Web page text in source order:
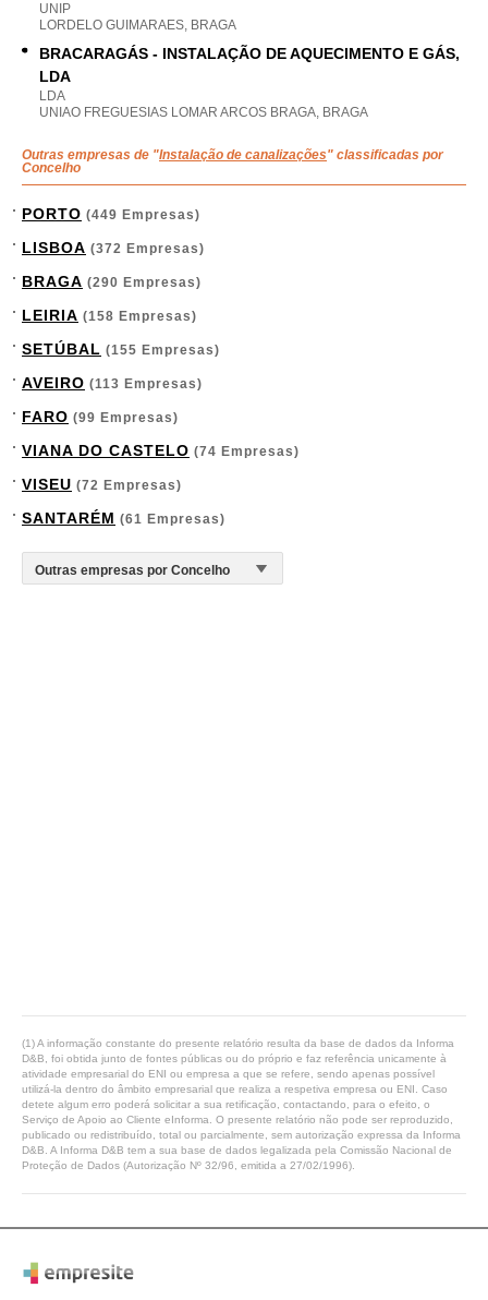
UNIP
LORDELO GUIMARAES, BRAGA
BRACARAGÁS - INSTALAÇÃO DE AQUECIMENTO E GÁS,
LDA
LDA
UNIAO FREGUESIAS LOMAR ARCOS BRAGA, BRAGA
Outras empresas de "Instalação de canalizações" classificadas por
Concelho
PORTO (449 Empresas)
LISBOA (372 Empresas)
BRAGA (290 Empresas)
LEIRIA (158 Empresas)
SETÚBAL (155 Empresas)
AVEIRO (113 Empresas)
FARO (99 Empresas)
VIANA DO CASTELO (74 Empresas)
VISEU (72 Empresas)
SANTARÉM (61 Empresas)
(1) A informação constante do presente relatório resulta da base de dados da Informa
D&B, foi obtida junto de fontes públicas ou do próprio e faz referência unicamente à
atividade empresarial do ENI ou empresa a que se refere, sendo apenas possível
utilizá-la dentro do âmbito empresarial que realiza a respetiva empresa ou ENI. Caso
detete algum erro poderá solicitar a sua retificação, contactando, para o efeito, o
Serviço de Apoio ao Cliente eInforma. O presente relatório não pode ser reproduzido,
publicado ou redistribuído, total ou parcialmente, sem autorização expressa da Informa
D&B. A Informa D&B tem a sua base de dados legalizada pela Comissão Nacional de
Proteção de Dados (Autorização Nº 32/96, emitida a 27/02/1996).